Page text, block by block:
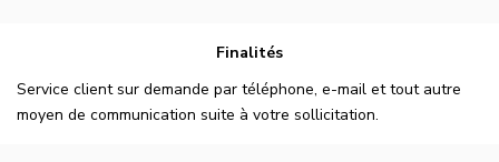
Finalités
Service client sur demande par téléphone, e-mail et tout autre
moyen de communication suite à votre sollicitation.